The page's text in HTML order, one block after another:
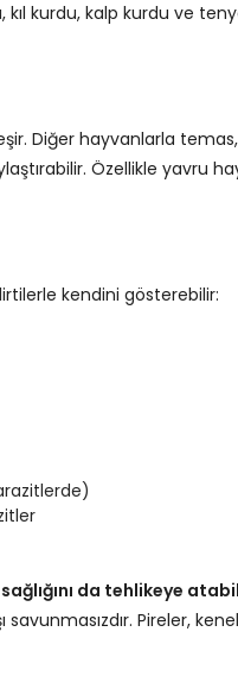
kıl kurdu, kalp kurdu ve
Diğer hayvanlarla temas,
Özellikle yavru
kendini gösterebilir:
da tehlikeye
Pireler,